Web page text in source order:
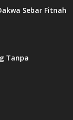
Sebar Fitnah
Tanpa